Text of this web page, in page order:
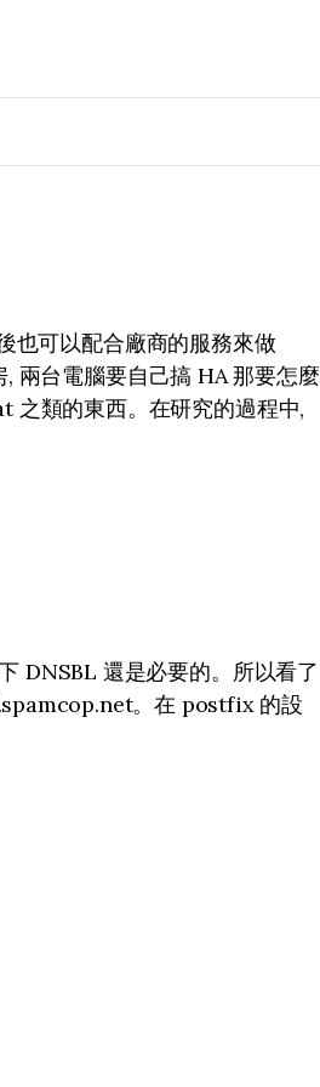
也可以配合廠商的服務來做
兩台電腦要自己搞 HA 那要怎麼
之類的東西。在研究的過程中,
DNSBL 還是必要的。所以看了
。在 postfix 的設